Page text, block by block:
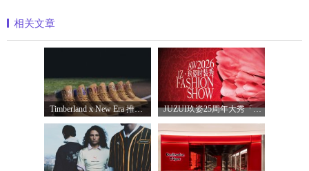
相关文章
Timberland x New Era 推出全新联名系列，以经 JUZUI玖姿25周年大秀「循光新生」 光起二